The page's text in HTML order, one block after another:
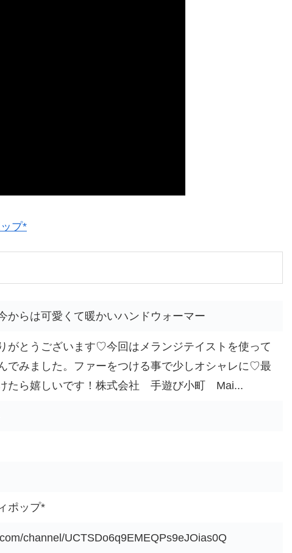
プ*
からは可愛くて暖かいハンドウォーマー
がとうございます♡今回はメランジテイストを使って
でみました。ファーをつける事で少しオシャレに♡最
たら嬉しいです！株式会社 手遊び小町 Mai...
ポップ*
channel/UCTSDo6q9EMEQPs9eJOias0Q